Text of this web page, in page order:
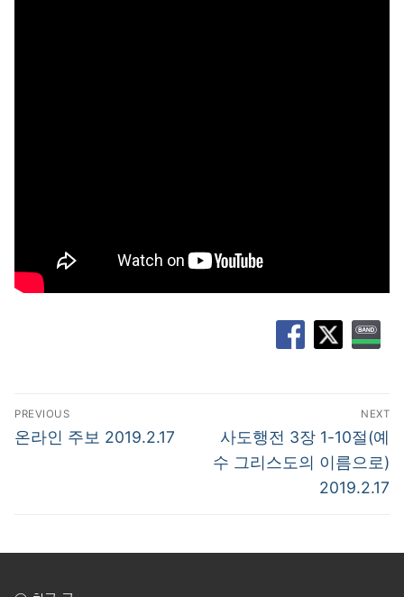
글
탐
PREVIOUS
Previous
온라인 주보 2019.2.17
NEXT
Next
post:
사도행전 3장 1-10절(예
수 그리스도의 이름으로)
2019.2.17